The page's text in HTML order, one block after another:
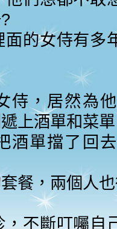
的女侍有多
侍，居然為
上酒單和菜
酒單擋了回
餐，兩個人
不斷叮囑自